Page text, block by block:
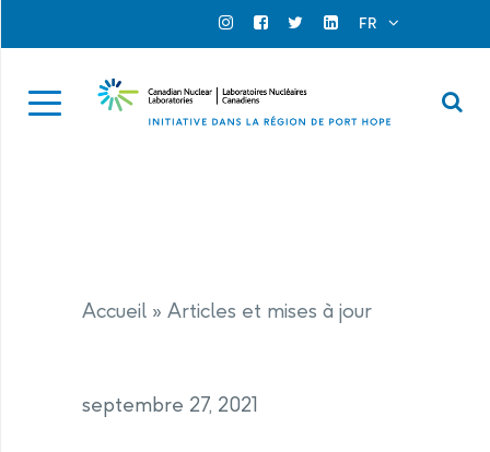
Official InstagramOfficial Facebook
Official TwitterOfficial Linkedin
FR
Accueil » Articles et mises à jour
septembre 27, 2021